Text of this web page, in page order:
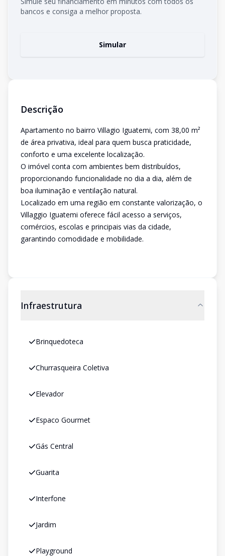
bancos e consiga a melhor proposta.
Simular
Descrição
Apartamento no bairro Villagio Iguatemi, com 38,00 m²
de área privativa, ideal para quem busca praticidade,
conforto e uma excelente localização.
O imóvel conta com ambientes bem distribuídos,
proporcionando funcionalidade no dia a dia, além de
boa iluminação e ventilação natural.
Localizado em uma região em constante valorização, o
Villaggio Iguatemi oferece fácil acesso a serviços,
comércios, escolas e principais vias da cidade,
garantindo comodidade e mobilidade.
Infraestrutura
Brinquedoteca
Churrasqueira Coletiva
Elevador
Espaco Gourmet
Gás Central
Guarita
Interfone
Jardim
Playground